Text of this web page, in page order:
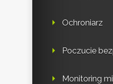
Ochroniarz
Poczucie
Monitoring